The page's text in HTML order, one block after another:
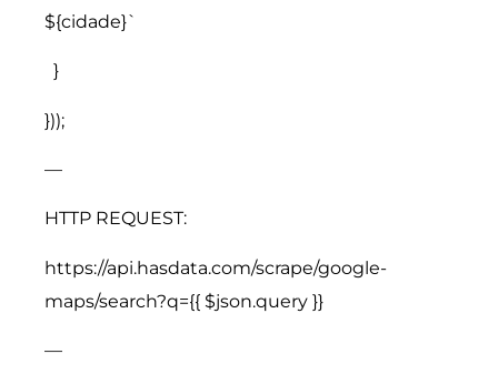
${cidade}`
}
}));
—
HTTP REQUEST:
https://api.hasdata.com/scrape/google-
maps/search?q={{ $json.query }}
—